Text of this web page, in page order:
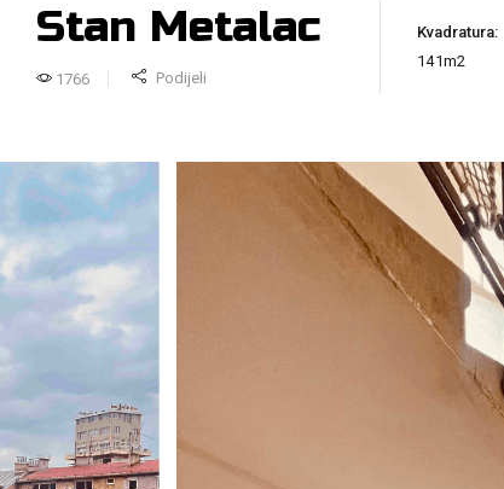
Stan Metalac
1766 Podijeli
Kvadratura:
141m2